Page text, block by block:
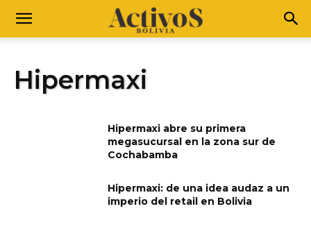
Hipermaxi
Hipermaxi abre su primera
megasucursal en la zona sur de
Cochabamba
Hipermaxi: de una idea audaz a un
imperio del retail en Bolivia